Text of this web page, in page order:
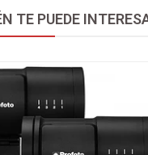
TE PUEDE